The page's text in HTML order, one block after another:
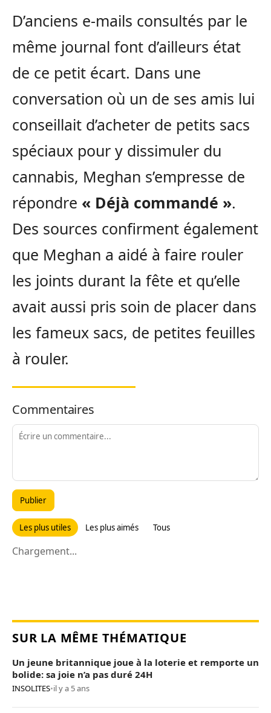
D’anciens e-mails consultés par le
même journal font d’ailleurs état
de ce petit écart. Dans une
conversation où un de ses amis lui
conseillait d’acheter de petits sacs
spéciaux pour y dissimuler du
cannabis, Meghan s’empresse de
répondre « Déjà commandé ».
Des sources confirment également
que Meghan a aidé à faire rouler
les joints durant la fête et qu’elle
avait aussi pris soin de placer dans
les fameux sacs, de petites feuilles
à rouler.
Commentaires
Publier
Les plus utiles Les plus aimés Tous
Chargement...
SUR LA MÊME THÉMATIQUE
Un jeune britannique joue à la loterie et remporte un
bolide: sa joie n’a pas duré 24H
INSOLITES•il y a 5 ans